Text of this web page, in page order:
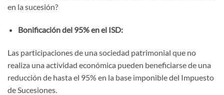
en la sucesión?
Bonificación del 95% en el ISD:
Las participaciones de una sociedad patrimonial que no
realiza una actividad económica pueden beneficiarse de una
reducción de hasta el 95% en la base imponible del Impuesto
de Sucesiones.